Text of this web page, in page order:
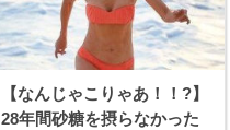
【なんじゃこりゃあ！！?】
28年間砂糖を摂らなかった